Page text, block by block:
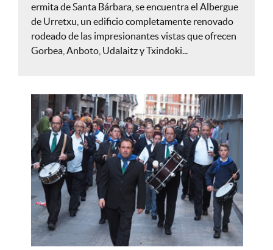
ermita de Santa Bárbara, se encuentra el Albergue
de Urretxu, un edificio completamente renovado
rodeado de las impresionantes vistas que ofrecen
Gorbea, Anboto, Udalaitz y Txindoki...